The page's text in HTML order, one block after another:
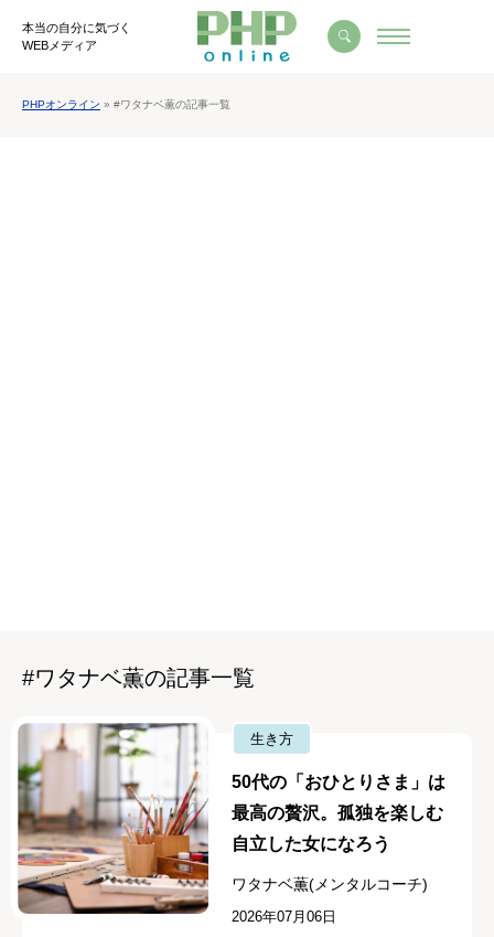
本当の自分に気づく
WEBメディア
PHPオンライン » #ワタナベ薫の記事一覧
#ワタナベ薫の記事一覧
生き方
50代の「おひとりさま」は
最高の贅沢。孤独を楽しむ
自立した女になろう
ワタナベ薫(メンタルコーチ)
2026年07月06日